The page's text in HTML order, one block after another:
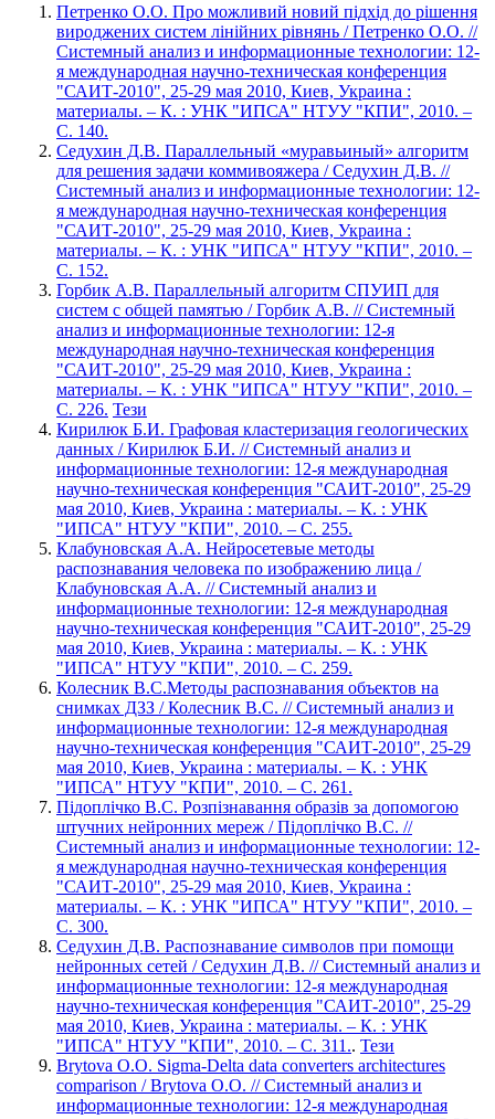
Петренко О.О. Про можливий новий підхід до рішення
вироджених систем лінійних рівнянь / Петренко О.О. //
Системный анализ и информационные технологии: 12-
я международная научно-техническая конференция
"САИТ-2010", 25-29 мая 2010, Киев, Украина :
материалы. – К. : УНК "ИПСА" НТУУ "КПИ", 2010. –
С. 140.
Седухин Д.В. Параллельный «муравьиный» алгоритм
для решения задачи коммивояжера / Седухин Д.В. //
Системный анализ и информационные технологии: 12-
я международная научно-техническая конференция
"САИТ-2010", 25-29 мая 2010, Киев, Украина :
материалы. – К. : УНК "ИПСА" НТУУ "КПИ", 2010. –
С. 152.
Горбик А.В. Параллельный алгоритм СПУИП для
систем с общей памятью / Горбик А.В. // Системный
анализ и информационные технологии: 12-я
международная научно-техническая конференция
"САИТ-2010", 25-29 мая 2010, Киев, Украина :
материалы. – К. : УНК "ИПСА" НТУУ "КПИ", 2010. –
С. 226. Тези
Кирилюк Б.И. Графовая кластеризация геологических
данных / Кирилюк Б.И. // Системный анализ и
информационные технологии: 12-я международная
научно-техническая конференция "САИТ-2010", 25-29
мая 2010, Киев, Украина : материалы. – К. : УНК
"ИПСА" НТУУ "КПИ", 2010. – С. 255.
Клабуновская А.А. Нейросетевые методы
распознавания человека по изображению лица /
Клабуновская А.А. // Системный анализ и
информационные технологии: 12-я международная
научно-техническая конференция "САИТ-2010", 25-29
мая 2010, Киев, Украина : материалы. – К. : УНК
"ИПСА" НТУУ "КПИ", 2010. – С. 259.
Колесник В.С.Методы распознавания объектов на
снимках ДЗЗ / Колесник В.С. // Системный анализ и
информационные технологии: 12-я международная
научно-техническая конференция "САИТ-2010", 25-29
мая 2010, Киев, Украина : материалы. – К. : УНК
"ИПСА" НТУУ "КПИ", 2010. – С. 261.
Підоплічко В.С. Розпізнавання образів за допомогою
штучних нейронних мереж / Підоплічко В.С. //
Системный анализ и информационные технологии: 12-
я международная научно-техническая конференция
"САИТ-2010", 25-29 мая 2010, Киев, Украина :
материалы. – К. : УНК "ИПСА" НТУУ "КПИ", 2010. –
С. 300.
Седухин Д.В. Распознавание символов при помощи
нейронных сетей / Седухин Д.В. // Системный анализ и
информационные технологии: 12-я международная
научно-техническая конференция "САИТ-2010", 25-29
мая 2010, Киев, Украина : материалы. – К. : УНК
"ИПСА" НТУУ "КПИ", 2010. – С. 311.. Тези
Brytova O.O. Sigma-Delta data converters architectures
comparison / Brytova O.O. // Системный анализ и
информационные технологии: 12-я международная